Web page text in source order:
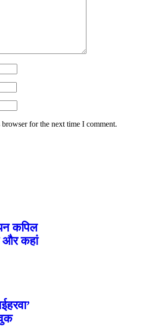
for the next time I comment.
कपिल
और कहां